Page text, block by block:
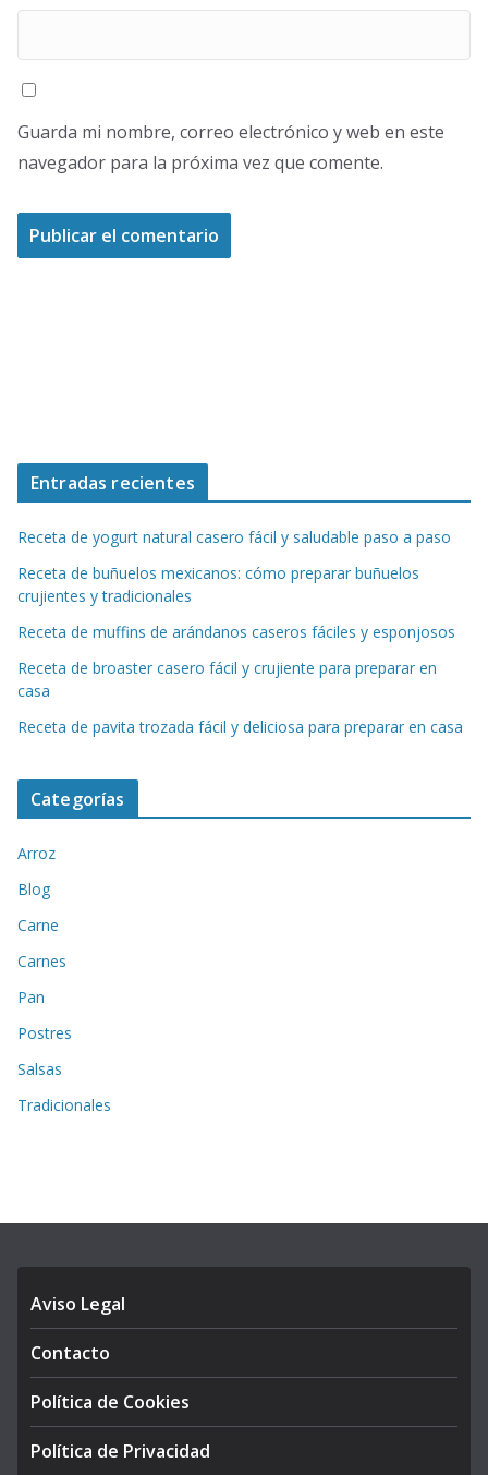
Guarda mi nombre, correo electrónico y web en este
navegador para la próxima vez que comente.
Entradas recientes
Receta de yogurt natural casero fácil y saludable paso a paso
Receta de buñuelos mexicanos: cómo preparar buñuelos
crujientes y tradicionales
Receta de muffins de arándanos caseros fáciles y esponjosos
Receta de broaster casero fácil y crujiente para preparar en
casa
Receta de pavita trozada fácil y deliciosa para preparar en casa
Categorías
Arroz
Blog
Carne
Carnes
Pan
Postres
Salsas
Tradicionales
Aviso Legal
Contacto
Política de Cookies
Política de Privacidad